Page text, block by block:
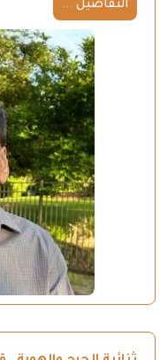
التفاصيل ...